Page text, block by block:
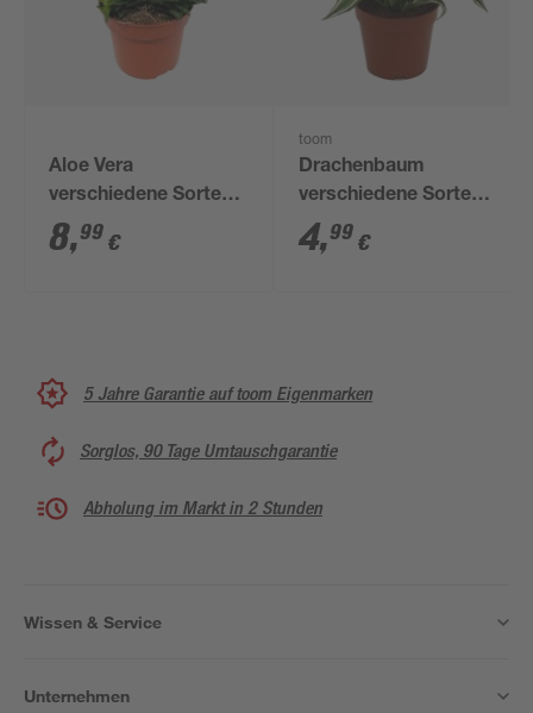
Aloe Vera
verschiedene Sorten
12 cm Topf
8,99 €
toom
Drachenbaum
verschiedene Sorten
12 cm Topf
4,99 €
5 Jahre Garantie auf toom Eigenmarken
Sorglos, 90 Tage Umtauschgarantie
Abholung im Markt in 2 Stunden
Wissen & Service
Unternehmen